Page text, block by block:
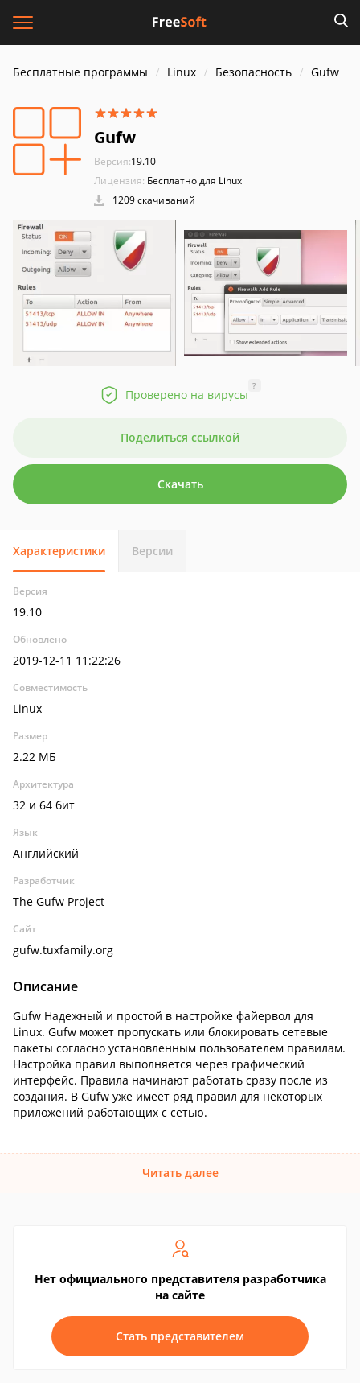
Бесплатные программы Linux Безопасность Gufw
Gufw
Версия:19.10
Лицензия: Бесплатно для Linux
1209 скачиваний
Проверено на вирусы
?
Поделиться ссылкой
Скачать
Характеристики Версии
Версия
19.10
Обновлено
2019-12-11 11:22:26
Совместимость
Linux
Размер
2.22 МБ
Архитектура
32 и 64 бит
Язык
Английский
Разработчик
The Gufw Project
Сайт
gufw.tuxfamily.org
Описание
Gufw Надежный и простой в настройке файервол для
Linux. Gufw может пропускать или блокировать сетевые
пакеты согласно установленным пользователем правилам.
Настройка правил выполняется через графический
интерфейс. Правила начинают работать сразу после из
создания. В Gufw уже имеет ряд правил для некоторых
приложений работающих с сетью.
Читать далее
Нет официального представителя разработчика
на сайте
Стать представителем